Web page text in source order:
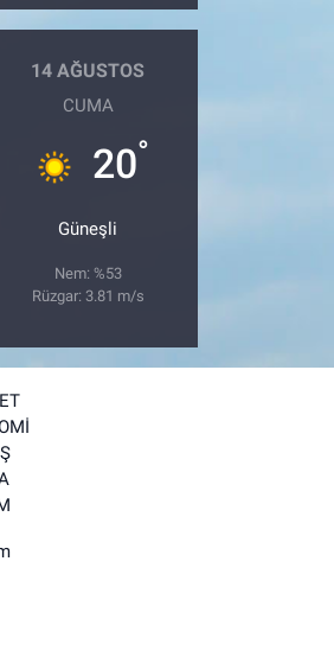
14 AĞUSTOS
CUMA
20°
Güneşli
Nem: %53
Rüzgar: 3.81 m/s